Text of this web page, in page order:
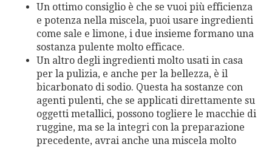
Un ottimo consiglio è che se vuoi più efficienza
e potenza nella miscela, puoi usare ingredienti
come sale e limone, i due insieme formano una
sostanza pulente molto efficace.
Un altro degli ingredienti molto usati in casa
per la pulizia, e anche per la bellezza, è il
bicarbonato di sodio. Questa ha sostanze con
agenti pulenti, che se applicati direttamente su
oggetti metallici, possono togliere le macchie di
ruggine, ma se la integri con la preparazione
precedente, avrai anche una miscela molto